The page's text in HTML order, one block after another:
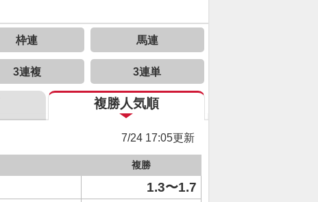
枠連 馬連
3連複 3連単
複勝人気順
7/24 17:05更新
複勝
1.3〜1.7